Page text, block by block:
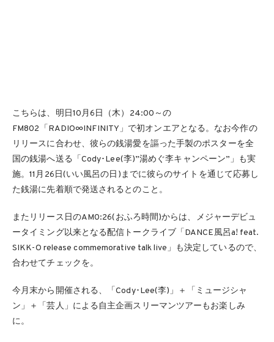
こちらは、明日10月6日（木）24:00～の
FM802「RADIO∞INFINITY」で初オンエアとなる。なお今作の
リリースに合わせ、彼らの銭湯愛を謳った手製のポスターを全
国の銭湯へ送る「Cody･Lee(李)”湯めぐ李キャンペーン”」も実
施。11月26日(いい風呂の日)までに彼らのサイトを通じて応募し
た銭湯に先着順で発送されるとのこと。
またリリース日のAM0:26(おふろ時間)からは、メジャーデビュ
ータイミング以来となる配信トークライブ「DANCE風呂a! feat.
SIKK-O release commemorative talk live」も決定しているので、
合わせてチェックを。
今月末から開催される、「Cody･Lee(李)」＋「ミュージシャ
ン」＋「芸人」による自主企画スリーマンツアーもお楽しみ
に。